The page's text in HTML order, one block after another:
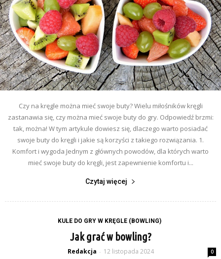
Czy na kręgle można mieć swoje buty? Wielu miłośników kręgli
zastanawia się, czy można mieć swoje buty do gry. Odpowiedź brzmi:
tak, można! W tym artykule dowiesz się, dlaczego warto posiadać
swoje buty do kręgli i jakie są korzyści z takiego rozwiązania. 1.
Komfort i wygoda Jednym z głównych powodów, dla których warto
mieć swoje buty do kręgli, jest zapewnienie komfortu i...
Czytaj więcej
KULE DO GRY W KRĘGLE (BOWLING)
Jak grać w bowling?
Redakcja - 12 listopada 2024 0